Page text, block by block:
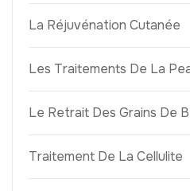
La Réjuvénation Cutanée
Les Traitements De La
Le Retrait Des Grains De
Traitement De La Cellulite